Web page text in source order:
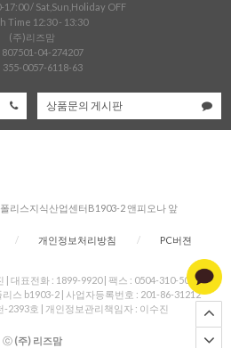
/ Sat,Sun,Holiday OFF
Time 12:30 - 13:30
(주)리즈맘
807501-04-274207
355-0057-6118-63
상품문의 게시판
리스지식산업센터B1903-2 앤피오나 앞
/ 개인정보처리방침 / PC버젼
대표전화 : 1899-9920 팩스 : 0504-310-5004
리스 b1903-2
사업자등록번호 : 201-86-31212
-2393호 개인정보관리책임자 : 이수진
ⓒ (주) 리즈맘